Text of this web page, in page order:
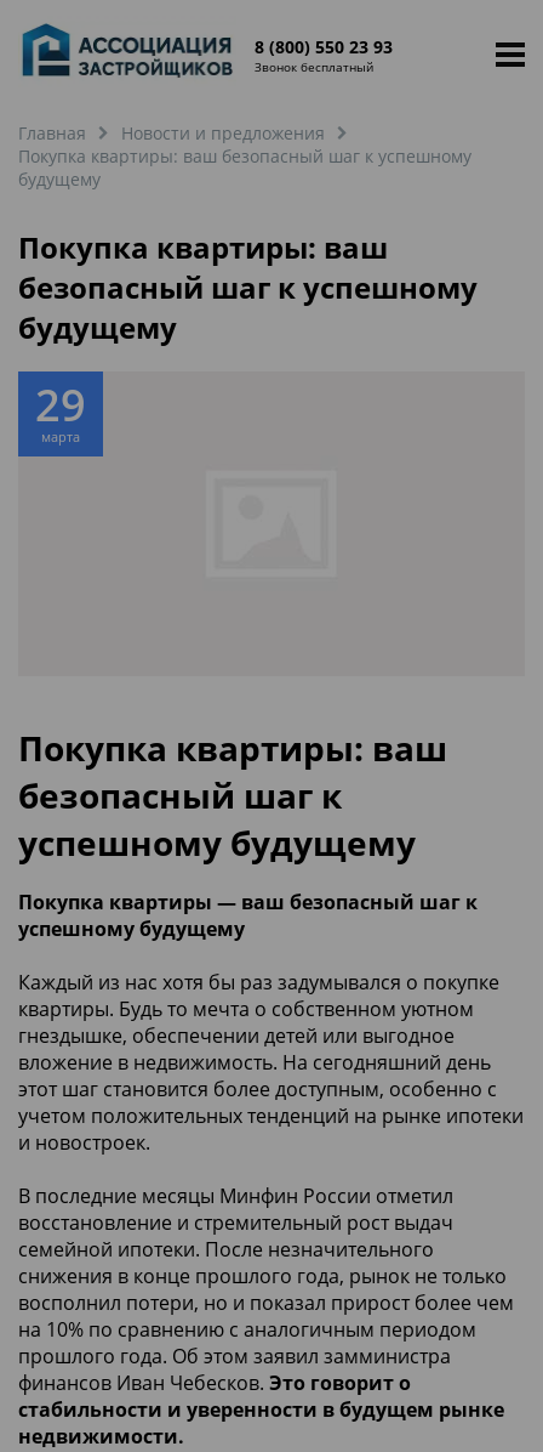
8 (800) 550 23 93
Звонок бесплатный
Главная
Новости и предложения
Покупка квартиры: ваш безопасный шаг к успешному
будущему
Покупка квартиры: ваш
безопасный шаг к успешному
будущему
29
марта
Покупка квартиры: ваш
безопасный шаг к
успешному будущему
Покупка квартиры — ваш безопасный шаг к
успешному будущему
Каждый из нас хотя бы раз задумывался о покупке
квартиры. Будь то мечта о собственном уютном
гнездышке, обеспечении детей или выгодное
вложение в недвижимость. На сегодняшний день
этот шаг становится более доступным, особенно с
учетом положительных тенденций на рынке ипотеки
и новостроек.
В последние месяцы Минфин России отметил
восстановление и стремительный рост выдач
семейной ипотеки. После незначительного
снижения в конце прошлого года, рынок не только
восполнил потери, но и показал прирост более чем
на 10% по сравнению с аналогичным периодом
прошлого года. Об этом заявил замминистра
финансов Иван Чебесков. Это говорит о
стабильности и уверенности в будущем рынке
недвижимости.